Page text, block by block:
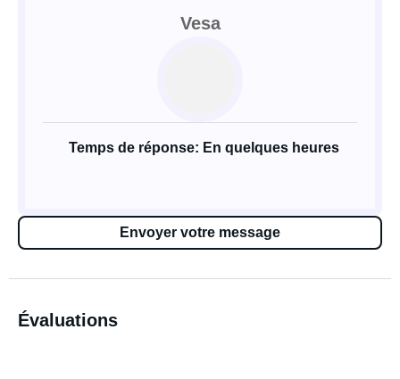
Vesa
Temps de réponse: En quelques heures
Envoyer votre message
Évaluations